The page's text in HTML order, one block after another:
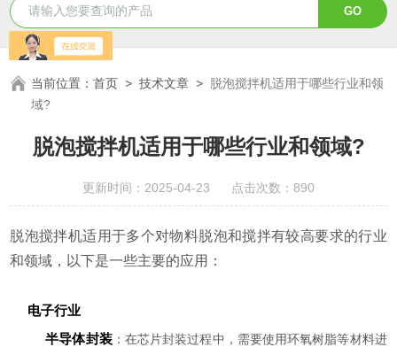
当前位置：首页 >技术文章 > 脱泡搅拌机适用于哪些行业和领
域?
脱泡搅拌机适用于哪些行业和领域?
更新时间：2025-04-23 点击次数：890
脱泡搅拌机适用于多个对物料脱泡和搅拌有较高要求的行业
和领域，以下是一些主要的应用：
电子行业
半导体封装：在芯片封装过程中，需要使用环氧树脂等材料进